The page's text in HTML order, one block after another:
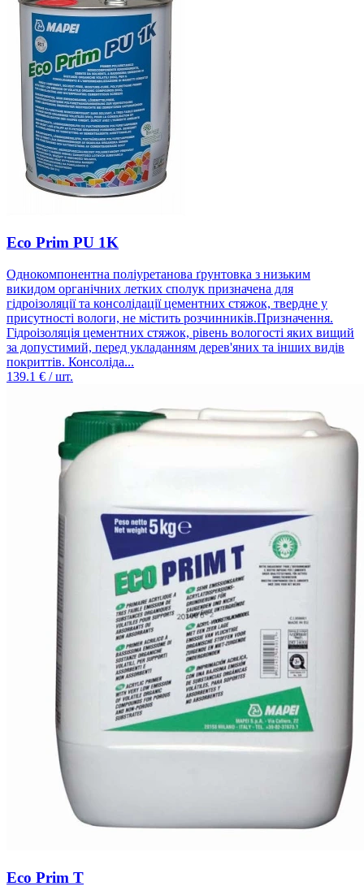
Eco Prim PU 1K
Однокомпонентна поліуретанова ґрунтовка з низьким
викидом органічних летких сполук призначена для
гідроізоляції та консолідації цементних стяжок, твердне у
присутності вологи, не містить розчинників.Призначення.
Гідроізоляція цементних стяжок, рівень вологості яких вищий
за допустимий, перед укладанням дерев'яних та інших видів
покриттів. Консоліда...
139.1 € / шт.
Eco Prim T